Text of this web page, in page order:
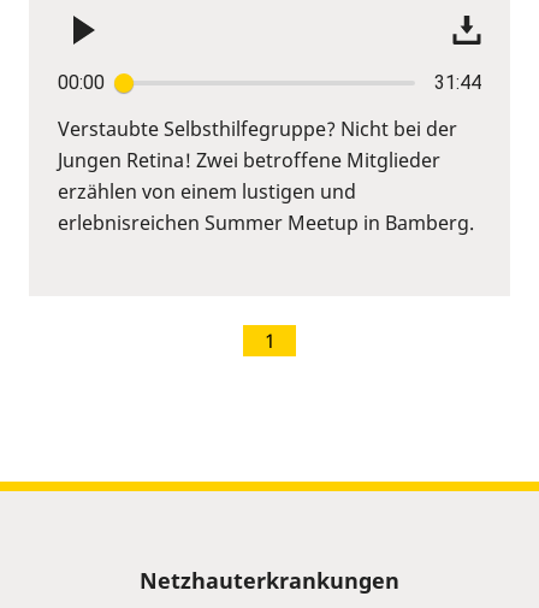
00:00 31:44
Verstaubte Selbsthilfegruppe? Nicht bei der
Jungen Retina! Zwei betroffene Mitglieder
erzählen von einem lustigen und
erlebnisreichen Summer Meetup in Bamberg.
1
Netzhauterkrankungen